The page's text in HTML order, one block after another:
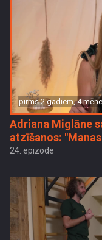
pirms 2 gadiem, 4
Adriana Miglāne
atzīšanos:
24. epizode